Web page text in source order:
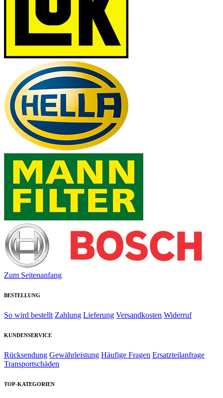
Zum Seitenanfang
BESTELLUNG
So wird bestellt Zahlung Lieferung Versandkosten Widerruf
KUNDENSERVICE
Rücksendung Gewährleistung Häufige Fragen Ersatzteilanfrage
Transportschäden
TOP-KATEGORIEN